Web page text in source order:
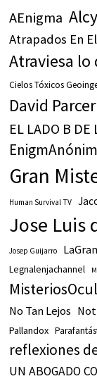
AEnigma
Atrapados En
Atraviesa lo
Cielos Tóxicos
David
EL LADO B DE
Gran
Human Survival TV
Jose Luis
Josep Guijarro
Legnalenjachannel
No Tan Lejos
Pallandox
reflexiones
UN ABOGADO